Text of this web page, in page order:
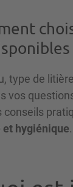
type de
vos
conseils
hygiénique.